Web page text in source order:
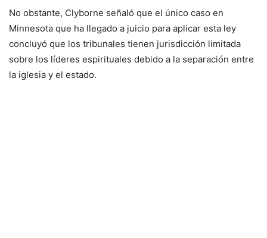
No obstante, Clyborne señaló que el único caso en
Minnesota que ha llegado a juicio para aplicar esta ley
concluyó que los tribunales tienen jurisdicción limitada
sobre los líderes espirituales debido a la separación entre
la iglesia y el estado.